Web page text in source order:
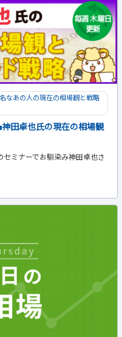
なあの人の現在の相場観と戦略
田卓也氏の現在の相場観
セミナーでお馴染み神田卓也さ